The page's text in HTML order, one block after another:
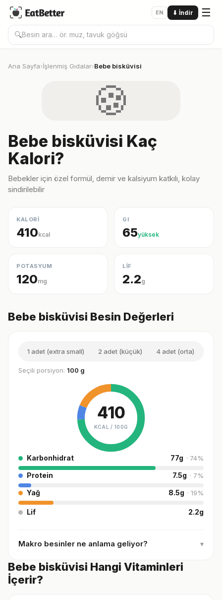
EN ⬇ İndir ☰
🔍
Ana Sayfa›İşlenmiş Gıdalar›Bebe bisküvisi
🍪
Bebe bisküvisi Kaç
Kalori?
Bebekler için özel formül, demir ve kalsiyum katkılı, kolay
sindirilebilir
KALORİ
410kcal
GI
65yüksek
POTASYUM
120mg
LİF
2.2g
Bebe bisküvisi Besin Değerleri
1 adet (extra small) 2 adet (küçük) 4 adet (orta)
Seçili porsiyon: 100 g
410
KCAL / 100G
Karbonhidrat 77g · 74%
Protein 7.5g · 7%
Yağ 8.5g · 19%
Lif 2.2g
Makro besinler ne anlama geliyor? ▾
Bebe bisküvisi Hangi Vitaminleri
İçerir?